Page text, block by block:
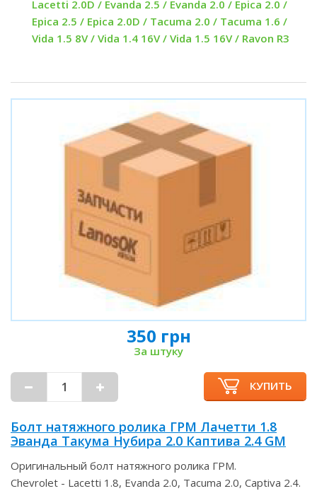
Lacetti 2.0D / Evanda 2.5 / Evanda 2.0 / Epica 2.0 /
Epica 2.5 / Epica 2.0D / Tacuma 2.0 / Tacuma 1.6 /
Vida 1.5 8V / Vida 1.4 16V / Vida 1.5 16V / Ravon R3
350 грн
За штуку
КУПИТЬ
Болт натяжного ролика ГРМ Лачетти 1.8
Эванда Такума Нубира 2.0 Каптива 2.4 GM
Оригинальный болт натяжного ролика ГРМ.
Chevrolet - Lacetti 1.8, Evanda 2.0, Tacuma 2.0, Captiva 2.4.